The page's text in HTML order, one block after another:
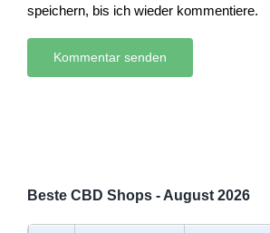
speichern, bis ich wieder kommentiere.
Beste CBD Shops - August 2026